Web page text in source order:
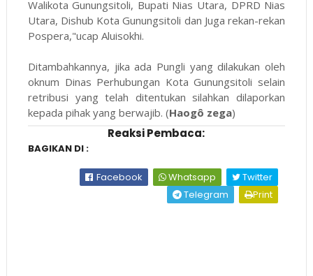
Walikota Gunungsitoli, Bupati Nias Utara, DPRD Nias
Utara, Dishub Kota Gunungsitoli dan Juga rekan-rekan
Pospera,"ucap Aluisokhi.
Ditambahkannya, jika ada Pungli yang dilakukan oleh
oknum Dinas Perhubungan Kota Gunungsitoli selain
retribusi yang telah ditentukan silahkan dilaporkan
kepada pihak yang berwajib. (Haogô zega)
Reaksi Pembaca:
BAGIKAN DI :
Facebook Whatsapp
Twitter
Telegram
Print